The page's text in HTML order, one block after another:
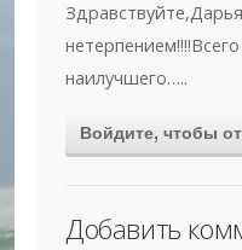
наилучшего…..
Войдите, чтобы
Добавить